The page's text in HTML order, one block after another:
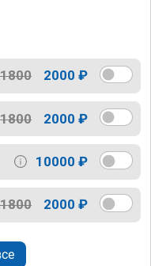
2000 ₽
2000 ₽
10000 ₽
2000 ₽